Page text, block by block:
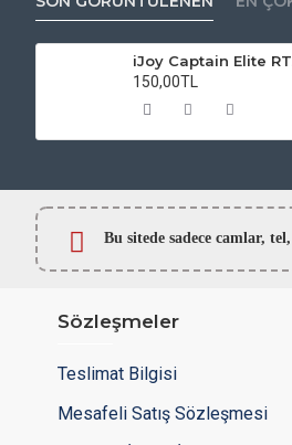
150,00TL
Bu sitede sadece camlar,
Sözleşmeler
Teslimat Bilgisi
Mesafeli Satış Sözleşmesi